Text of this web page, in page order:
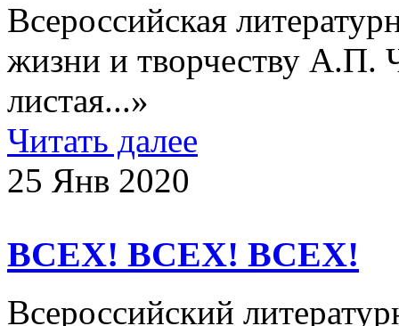
Всероссийская
жизни и творчеству А.П.
листая...»
Читать далее
25 Янв 2020
ВСЕХ! ВСЕХ! ВСЕХ!
Всероссийский